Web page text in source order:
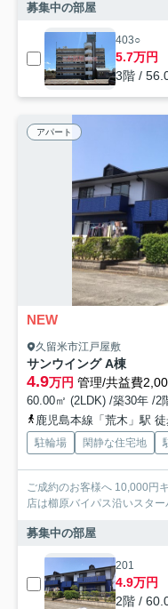
募集中の部屋
403○
5.7万円
3階 /
アパート
NEW
久留米市江戸屋敷
サンウイング A棟
4.9万円 管理/共益費
60.00㎡ (2LDK) /築30年 /2
鹿児島本線「荒木」駅
駐輪場 閑静な住宅地
ご成約のお客様へ 10,000円
店は櫛原バイパス沿いスタ
募集中の部屋
201
4.9万円
2階 /